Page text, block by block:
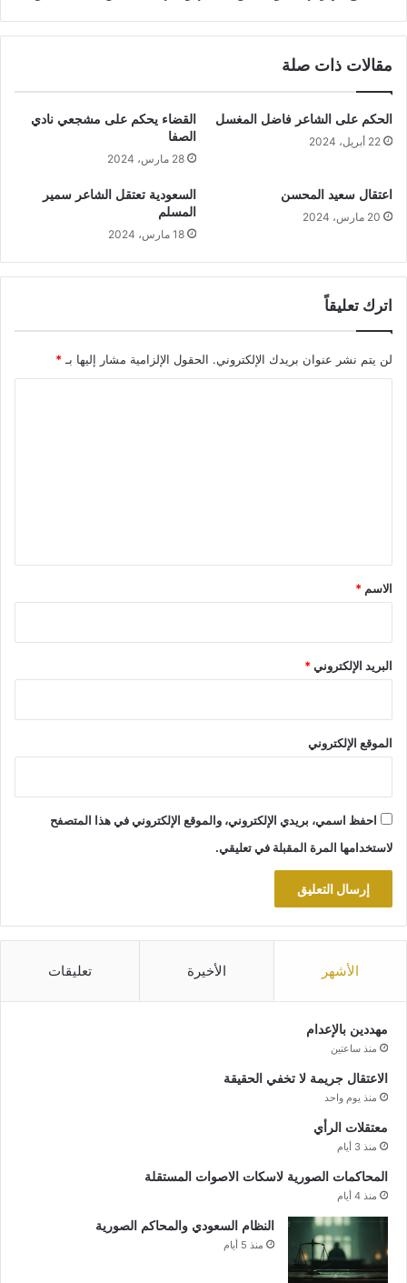
مقالات ذات صلة
الحكم على الشاعر فاضل المغسل
22 أبريل، 2024
القضاء يحكم على مشجعي نادي
الصفا
28 مارس، 2024
اعتقال سعيد المحسن
20 مارس، 2024
السعودية تعتقل الشاعر سمير
المسلم
18 مارس، 2024
اترك تعليقاً
لن يتم نشر عنوان بريدك الإلكتروني. الحقول الإلزامية مشار إليها بـ *
*
الاسم *
البريد الإلكتروني*
الموقع الإلكتروني
احفظ اسمي، بريدي الإلكتروني، والموقع الإلكتروني في هذا المتصفح
لاستخدامها المرة المقبلة في تعليقي.
الأشهر الأخيرة تعليقات
مهددين بالإعدام
منذ ساعتين
الاعتقال جريمة لا تخفي الحقيقة
منذ يوم واحد
معتقلات الرأي
منذ 3 أيام
المحاكمات الصورية لاسكات الاصوات المستقلة
منذ 4 أيام
النظام السعودي والمحاكم الصورية
منذ 5 أيام